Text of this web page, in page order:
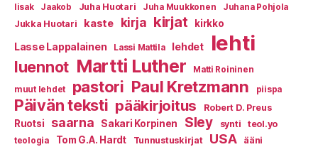
Iisak
Jaakob Juha Huotari Juha Muukkonen Juhana Pohjola
Jukka Huotari kaste kirja kirjat kirkko
Lasse Lappalainen Lassi Mattila lehdet lehti
luennot Martti Luther
Matti Roininen
muut lehdet
pastori Paul Kretzmann piispa
Päivän teksti pääkirjoitus Robert D. Preus
Ruotsi saarna Sakari Korpinen Sley synti teol.yo
teologia Tom G.A. Hardt Tunnustuskirjat USA ääni